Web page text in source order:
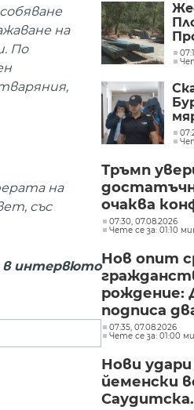
на
По
на
със
в интервюто
Тръмп
очаква
07:30, 07.08.2026
Чете се за: 01:10
Нов опит
рождение:
подписа
07:35, 07.08.2026
Чете се за: 01:00
Нови
йеменски